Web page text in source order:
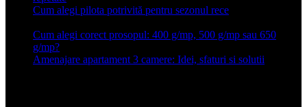
Cum alegi pilota potrivită pentru sezonul rece
Cum alegi corect prosopul: 400 g/mp, 500 g/mp sau 650
g/mp?
Amenajare apartament 3 camere: Idei, sfaturi si solutii